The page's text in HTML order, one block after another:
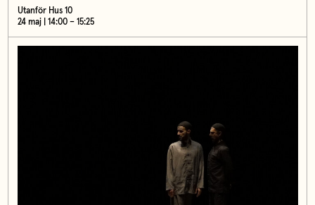
Utanför Hus 10
24 maj | 14:00 – 15:25